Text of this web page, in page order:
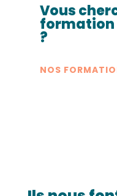
Vous
formation
?
NOS